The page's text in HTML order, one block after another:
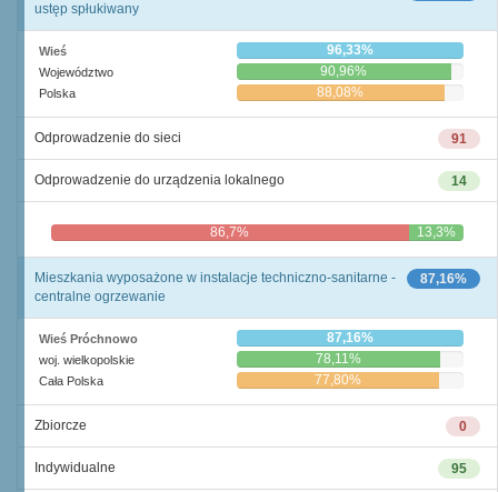
ustęp spłukiwany
Wieś 96,33%
Województwo 90,96%
Polska 88,08%
91
Odprowadzenie do sieci
14
Odprowadzenie do urządzenia lokalnego
86,7% 13,3%
87,16%
Mieszkania wyposażone w instalacje techniczno-sanitarne -
centralne ogrzewanie
Wieś Próchnowo 87,16%
woj. wielkopolskie 78,11%
Cała Polska 77,80%
0
Zbiorcze
95
Indywidualne